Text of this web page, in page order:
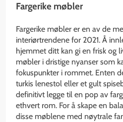
Fargerike møbler
Fargerike møbler er en av de
interiørtrendene for 2021. Å
hjemmet ditt kan gi en frisk og
møbler i dristige nyanser som
fokuspunkter i rommet. Enten
turkis lenestol eller et gult
definitivt legge til en pop av
ethvert rom. For å skape en
disse møblene med nøytrale